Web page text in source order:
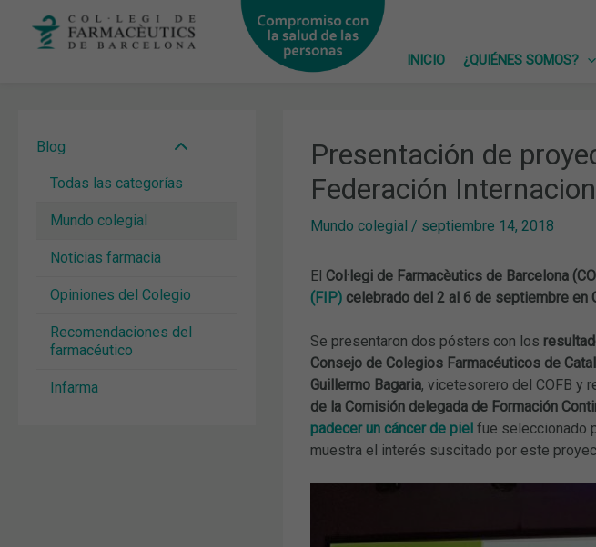
INICIO
¿QUIÉNES SOMOS?
Blog
Todas las categorías
Mundo colegial
Noticias farmacia
Opiniones del Colegio
Recomendaciones del
farmacéutico
Infarma
Presentación de
Federación
Mundo colegial / septiembre 14, 2018
El Col·legi de Farmacèutics de Barcelona
(FIP)celebrado del 2 al 6 de septiembre en
Se presentaron dos pósters con los
Consejo de Colegios Farmacéuticos de
Guillermo Bagaria, vicetesorero del COFB y
de la Comisión delegada de Formación
padecer un cáncer de pielfue seleccionado
muestra el interés suscitado por este